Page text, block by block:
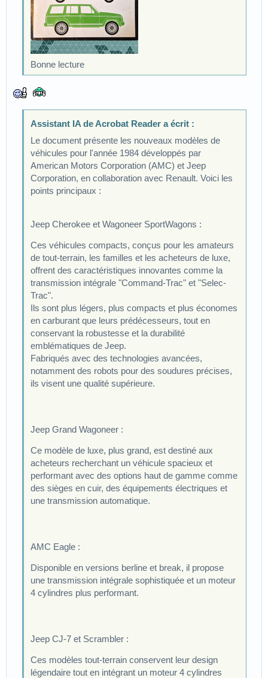
Bonne lecture
Assistant IA de Acrobat Reader a écrit :
Le document présente les nouveaux modèles de
véhicules pour l'année 1984 développés par
American Motors Corporation (AMC) et Jeep
Corporation, en collaboration avec Renault. Voici les
points principaux :
Jeep Cherokee et Wagoneer SportWagons :
Ces véhicules compacts, conçus pour les amateurs
de tout-terrain, les familles et les acheteurs de luxe,
offrent des caractéristiques innovantes comme la
transmission intégrale "Command-Trac" et "Selec-
Trac".
Ils sont plus légers, plus compacts et plus économes
en carburant que leurs prédécesseurs, tout en
conservant la robustesse et la durabilité
emblématiques de Jeep.
Fabriqués avec des technologies avancées,
notamment des robots pour des soudures précises,
ils visent une qualité supérieure.
Jeep Grand Wagoneer :
Ce modèle de luxe, plus grand, est destiné aux
acheteurs recherchant un véhicule spacieux et
performant avec des options haut de gamme comme
des sièges en cuir, des équipements électriques et
une transmission automatique.
AMC Eagle :
Disponible en versions berline et break, il propose
une transmission intégrale sophistiquée et un moteur
4 cylindres plus performant.
Jeep CJ-7 et Scrambler :
Ces modèles tout-terrain conservent leur design
légendaire tout en intégrant un moteur 4 cylindres